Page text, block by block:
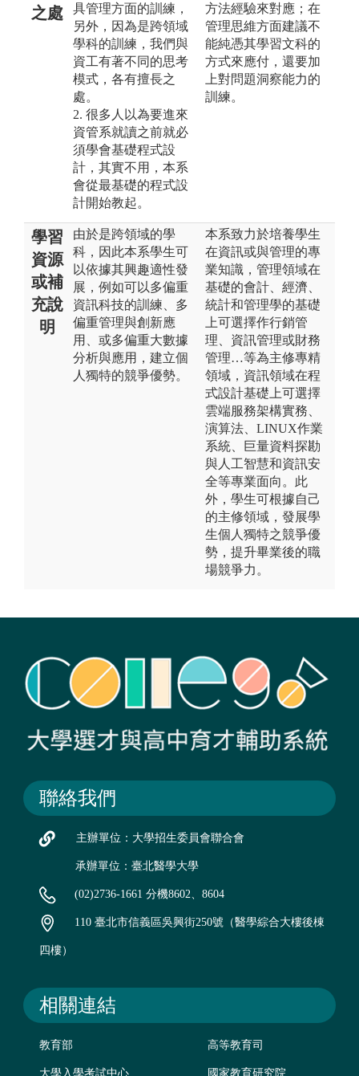
之處
具管理方面的訓練，
另外，因為是跨領域
學科的訓練，我們與
資工有著不同的思考
模式，各有擅長之
處。
2. 很多人以為要進來
資管系就讀之前就必
須學會基礎程式設
計，其實不用，本系
會從最基礎的程式設
計開始教起。
方法經驗來對應；在
管理思維方面建議不
能純憑其學習文科的
方式來應付，還要加
上對問題洞察能力的
訓練。
學習
資源
或補
充說
明
由於是跨領域的學
科，因此本系學生可
以依據其興趣適性發
展，例如可以多偏重
資訊科技的訓練、多
偏重管理與創新應
用、或多偏重大數據
分析與應用，建立個
人獨特的競爭優勢。
本系致力於培養學生
在資訊或與管理的專
業知識，管理領域在
基礎的會計、經濟、
統計和管理學的基礎
上可選擇作行銷管
理、資訊管理或財務
管理…等為主修專精
領域，資訊領域在程
式設計基礎上可選擇
雲端服務架構實務、
演算法、LINUX作業
系統、巨量資料探勘
與人工智慧和資訊安
全等專業面向。此
外，學生可根據自己
的主修領域，發展學
生個人獨特之競爭優
勢，提升畢業後的職
場競爭力。
聯絡我們
主辦單位：大學招生委員會聯合會
承辦單位：臺北醫學大學
(02)2736-1661 分機8602、8604
110 臺北市信義區吳興街250號（醫學綜合大樓後棟
四樓）
相關連結
教育部 高等教育司
大學入學考試中心 國家教育研究院